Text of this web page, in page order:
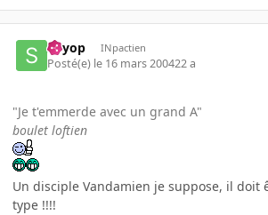
siryop INpactien
Posté(e) le 16 mars 200422 a
"Je t'emmerde avec un grand A"
boulet loftien
Un disciple Vandamien je suppose, il doit
type !!!!